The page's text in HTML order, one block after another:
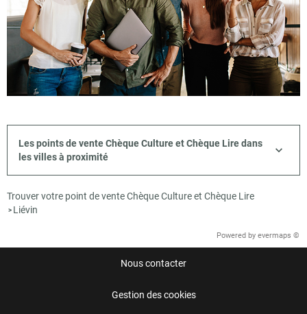
Les points de vente Chèque Culture et Chèque Lire dans
les villes à proximité
Trouver votre point de vente Chèque Culture et Chèque Lire
> Liévin
Powered by evermaps ©
Nous contacter
Gestion des cookies